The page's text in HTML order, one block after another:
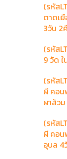
(รหัส
ตาดเ
3วัน 2
(รหัส
9 วัด
(รหัส
ผี คอน
ผาส้ว
(รหัส
ผี คอน
อุบล 4